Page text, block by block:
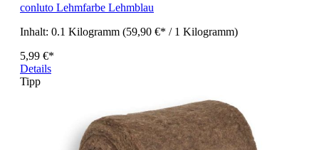
conluto Lehmfarbe Lehmblau
Inhalt: 0.1 Kilogramm (59,90 €* / 1 Kilogramm)
5,99 €*
Details
Tipp